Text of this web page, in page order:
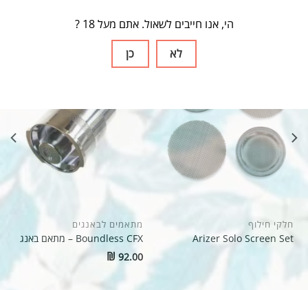
? הי, אנו חייבים לשאול. אתם מעל 18
כן
לא
מתאמים לבאנגים
Boundless CFX – מתאם באנג
₪ 92.00
חלקי חילוף
Arizer Solo Screen Set